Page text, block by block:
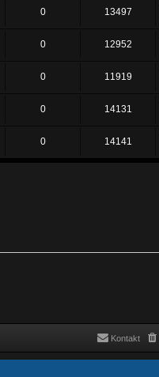
0 13497
0 12952
0 11919
0 14131
0 14141
Kontakt